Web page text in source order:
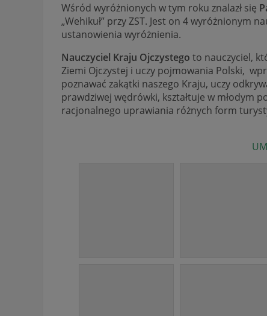
Wśród wyróżnionych w tym roku znalazł się
„Wehikuł” przy ZST. Jest on 4 wyróżnionym
ustanowienia wyróżnienia.
Nauczyciel Kraju Ojczystego to nauczyciel,
Ziemi Ojczystej i uczy pojmowania Polski,
poznawać zakątki naszego Kraju, uczy
prawdziwej wędrówki, kształtuje w młodym
racjonalnego uprawiania różnych form